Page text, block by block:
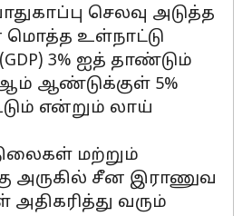
செலவு அடுத்த
உள்நாட்டு
3% ஐத் தாண்டும்
ஆம் ஆண்டுக்குள் 5%
என்றும் லாய்
மற்றும்
அருகில் சீன இராணுவ
வரும்